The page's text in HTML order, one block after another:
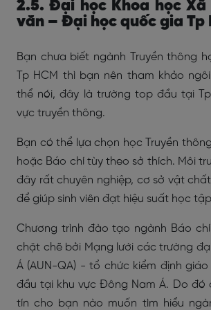
2.5. Đại học Khoa học Xã
văn – Đại học quốc gia Tp
Bạn chưa biết ngành Truyền thông
Tp HCM thì bạn nên tham khảo
thể nói, đây là trường top đầu tại
vực truyền thông.
Bạn có thể lựa chọn học Truyền
hoặc Báo chí tùy theo sở thích. Môi
đây rất chuyên nghiệp, cơ sở vật
để giúp sinh viên đạt hiệu suất học
Chương trình đào tạo ngành Báo
chặt chẽ bởi Mạng lưới các trường
Á (AUN-QA) - tổ chức kiểm định
đầu tại khu vực Đông Nam Á. Do đó
tín cho bạn nào muốn tìm hiểu